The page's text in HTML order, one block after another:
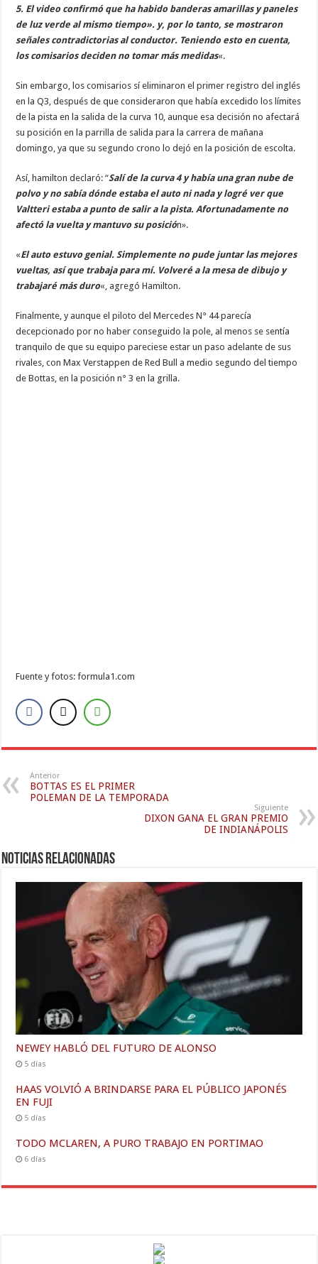
5. El video confirmó que ha habido banderas amarillas y paneles
de luz verde al mismo tiempo». y, por lo tanto, se mostraron
señales contradictorias al conductor. Teniendo esto en cuenta,
los comisarios deciden no tomar más medidas«.
Sin embargo, los comisarios sí eliminaron el primer registro del inglés
en la Q3, después de que consideraron que había excedido los límites
de la pista en la salida de la curva 10, aunque esa decisión no afectará
su posición en la parrilla de salida para la carrera de mañana
domingo, ya que su segundo crono lo dejó en la posición de escolta.
Así, hamilton declaró: “Salí de la curva 4 y había una gran nube de
polvo y no sabía dónde estaba el auto ni nada y logré ver que
Valtteri estaba a punto de salir a la pista. Afortunadamente no
afectó la vuelta y mantuvo su posición».
«El auto estuvo genial. Simplemente no pude juntar las mejores
vueltas, así que trabaja para mí. Volveré a la mesa de dibujo y
trabajaré más duro«, agregó Hamilton.
Finalmente, y aunque el piloto del Mercedes N° 44 parecía
decepcionado por no haber conseguido la pole, al menos se sentía
tranquilo de que su equipo pareciese estar un paso adelante de sus
rivales, con Max Verstappen de Red Bull a medio segundo del tiempo
de Bottas, en la posición n° 3 en la grilla.
Fuente y fotos: formula1.com
Anterior
BOTTAS ES EL PRIMER
POLEMAN DE LA TEMPORADA
Siguiente
DIXON GANA EL GRAN PREMIO
DE INDIANÁPOLIS
Noticias relacionadas
NEWEY HABLÓ DEL FUTURO DE ALONSO
5 días
HAAS VOLVIÓ A BRINDARSE PARA EL PÚBLICO JAPONÉS
EN FUJI
5 días
TODO MCLAREN, A PURO TRABAJO EN PORTIMAO
6 días